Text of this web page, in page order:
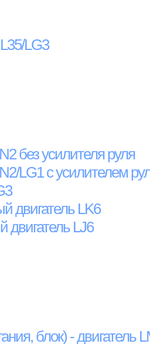
LG3
без усилителя руля
LG1 с усилителем
двигатель LK6
двигатель LJ6
блок) - двигатель